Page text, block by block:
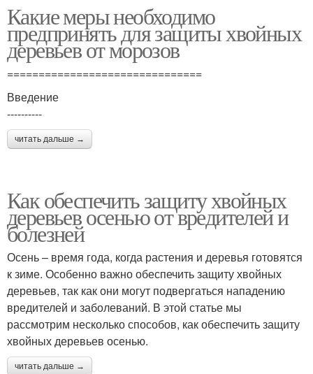
Какие меры необходимо
предпринять для защиты хвойных
деревьев от морозов
===============================
Введение
----------
читать дальше →
Как обеспечить защиту хвойных
деревьев осенью от вредителей и
болезней
Осень – время года, когда растения и деревья готовятся
к зиме. Особенно важно обеспечить защиту хвойных
деревьев, так как они могут подвергаться нападению
вредителей и заболеваний. В этой статье мы
рассмотрим несколько способов, как обеспечить защиту
хвойных деревьев осенью.
читать дальше →